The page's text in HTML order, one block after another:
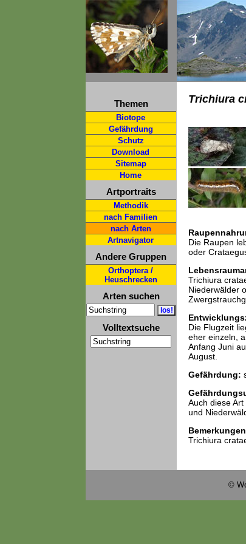
Themen
Biotope
Gefährdung
Schutz
Download
Sitemap
Home
Artportraits
Methodik
nach Familien
nach Arten
Artnavigator
Andere Gruppen
Orthoptera /
Heuschrecken
Arten suchen
Volltextsuche
Trichiura
Die Raupen
oder
Trichiura
Niederwälder
Die Flugzeit
eher einzeln,
Anfang Juni
August.
Gefährdung:
Auch diese
und
Trichiura
©